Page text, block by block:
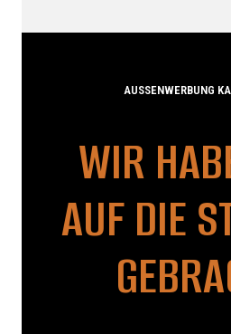
AUSSENWERBUNG
WIR
AUF DIE